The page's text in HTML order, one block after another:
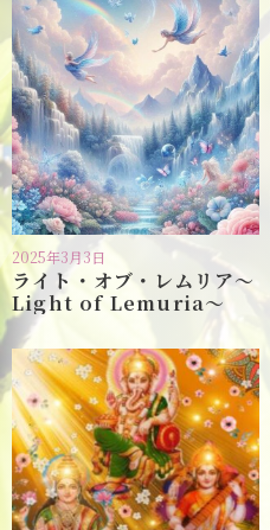
2025年3月3日
ライト・オブ・レムリア〜
Light of Lemuria〜